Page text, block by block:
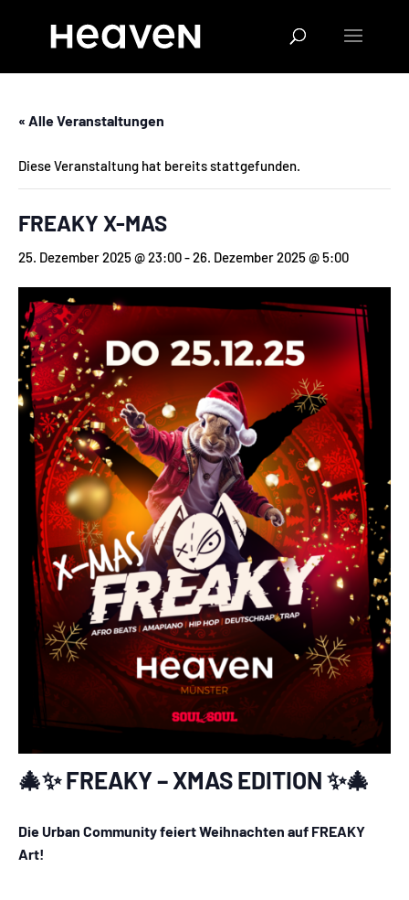
« Alle Veranstaltungen
Diese Veranstaltung hat bereits stattgefunden.
FREAKY X-MAS
25. Dezember 2025 @ 23:00-26. Dezember 2025 @ 5:00
🎄✨ FREAKY – XMAS EDITION ✨🎄
Die Urban Community feiert Weihnachten auf FREAKY
Art!